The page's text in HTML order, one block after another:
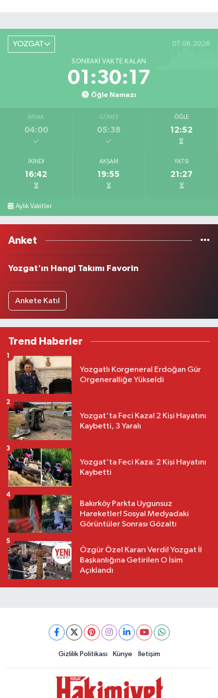
YOZGAT 07.08.2026
SONRAKI VAKTE KALAN
01:30:17
Öğle Namazı
İMSAK
04:00
GÜNEŞ
05:38
ÖĞLE
12:52
İKINDI
16:42
AKŞAM
19:55
YATSI
21:27
Aylık Vakitler
Anket
Yozgat'ın Hangi Takımı Favorin
Ankete Katıl
Trend Haberler
Yozgatlı Korgeneral Erdoğan Gür
Orgeneralliğe Yükseldi
1
Yozgat'ta Feci Kaza! 2 Kişi Hayatını
Kaybetti, 3 Yaralı
2
Yozgat'ta Feci Kaza: 2 Kişi Hayatını
Kaybetti
3
Bakırköy Parkta Uygunsuz
Hareketler! Sosyal Medyadaki
Görüntüler Sonrası Gözaltı
4
Özgür Özel Kararı Verdi! Yozgat İl
Başkanlığına Getirilen O İsim
Açıklandı
5
Gizlilik Politikası Künye İletişim